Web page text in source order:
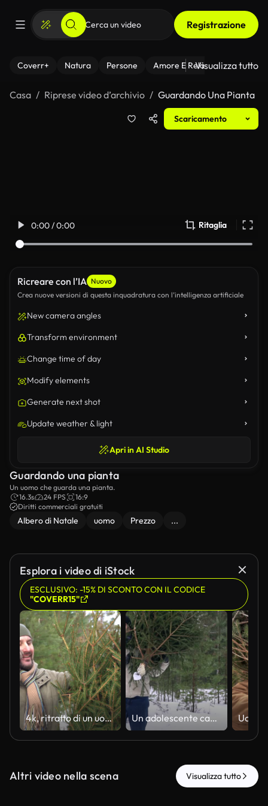
Registrazione
Coverr+ Natura Persone Amore E Relazioni Il
Visualizza tutto
Casa Riprese video d’archivio Guardando Una Pianta
Scaricamento
0:00 / 0:00 Ritaglia
Ricreare con l’IA Nuovo
Crea nuove versioni di questa inquadratura con l’intelligenza artificiale
New camera angles
Transform environment
Change time of day
Modify elements
Generate next shot
Update weather & light
Apri in AI Studio
Guardando una pianta
Un uomo che guarda una pianta.
16.3s
24 FPS
16:9
Diritti commerciali gratuiti
Albero di Natale uomo Prezzo ...
Esplora i video di iStock
ESCLUSIVO: -15% DI SCONTO CON IL CODICE
"COVERR15"
4k, ritratto di un uomo felice barbuto che si congratula e accetta gli auguri di Capodanno sul suo smartphone mentre si trova nella foresta e tiene in mano un albero di Natale Un adolescente caucasico porta un abete dalla foresta. rallentatore.
Altri video nella scena Visualizza tutto